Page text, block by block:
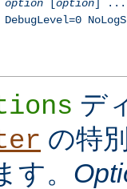
option[ option] ...
デ
の特
す。